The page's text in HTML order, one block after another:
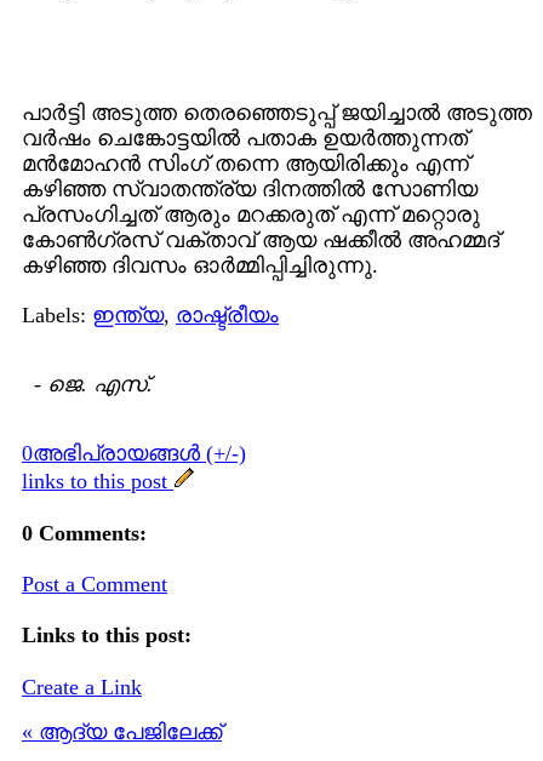
പാര്‍ട്ടി അടുത്ത തെരഞ്ഞെടുപ്പ് ജയിച്ചാല്‍ അടുത്ത
വര്‍ഷം ചെങ്കോട്ടയില്‍ പതാക ഉയര്‍ത്തുന്നത്
മന്‍‌മോഹന്‍ സിംഗ് തന്നെ ആയിരിക്കും എന്ന്
കഴിഞ്ഞ സ്വാതന്ത്ര്യ ദിനത്തില്‍ സോണിയ
പ്രസംഗിച്ചത് ആരും മറക്കരുത് എന്ന് മറ്റൊരു
കോണ്‍ഗ്രസ് വക്താവ് ആയ ഷക്കീല്‍ അഹമ്മദ്
കഴിഞ്ഞ ദിവസം ഓര്‍മ്മിപ്പിച്ചിരുന്നു.
Labels: ഇന്ത്യ, രാഷ്ട്രീയം
- ജെ. എസ്.
0അഭിപ്രായങ്ങള്‍ (+/-)
links to this post
0 Comments:
Post a Comment
Links to this post:
Create a Link
« ആദ്യ പേജിലേക്ക്